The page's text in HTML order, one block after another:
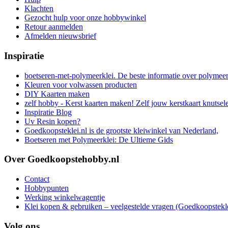
Klachten
Gezocht hulp voor onze hobbywinkel
Retour aanmelden
Afmelden nieuwsbrief
Inspiratie
boetseren-met-polymeerklei. De beste informatie over
Kleuren voor volwassen producten
DIY Kaarten maken
zelf hobby - Kerst kaarten maken! Zelf jouw kerstkaart
Inspiratie Blog
Uv Resin kopen?
Goedkoopsteklei.nl is de grootste kleiwinkel van Nederland,
Boetseren met Polymeerklei: De Ultieme Gids
Over Goedkoopstehobby.nl
Contact
Hobbypunten
Werking winkelwagentje
Klei kopen & gebruiken – veelgestelde vragen